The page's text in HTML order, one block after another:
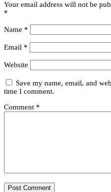
Your email address will not be
*
Name *
Email *
Website
Save my name, email, and
time I comment.
Comment *